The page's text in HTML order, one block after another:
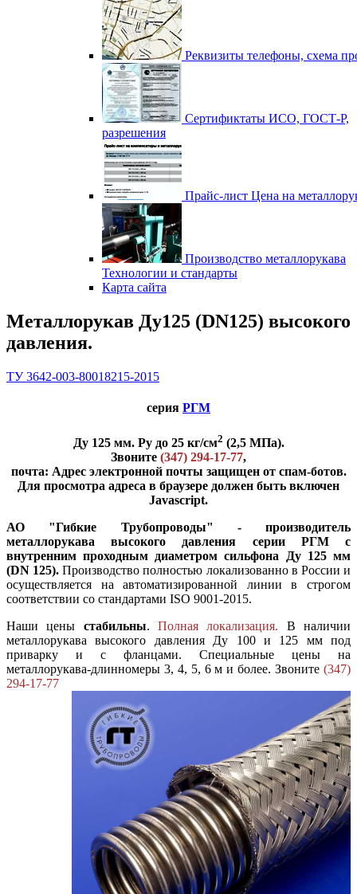
Реквизиты телефоны, схема
Сертификтаты ИСО, ГОСТ-Р,
разрешения
Прайс-лист Цена на
Производство металлорукава
Технологии и стандарты
Карта сайта
Металлорукав Ду125 (DN125) высокого
давления.
ТУ 3642-003-80018215-2015
серия РГМ
Ду 125 мм. Ру до 25 кг/см2 (2,5 МПа).
Звоните (347) 294-17-77,
почта: Адрес электронной почты защищен от спам-ботов.
Для просмотра адреса в браузере должен быть включен
Javascript.
АО "Гибкие Трубопроводы" - производитель
металлорукава высокого давления серии РГМ с
внутренним проходным диаметром сильфона Ду 125 мм
(DN 125). Производство полностью локализованно в России и
осуществляется на автоматизированной линии в строгом
соответствии со стандартами ISO 9001-2015.
Наши цены стабильны.Полная локализация. В наличии
металлорукава высокого давления Ду 100 и 125 мм под
приварку и с фланцами. Специальные цены на
металлорукава-длинномеры 3, 4, 5, 6 м и более. Звоните (347)
294-17-77